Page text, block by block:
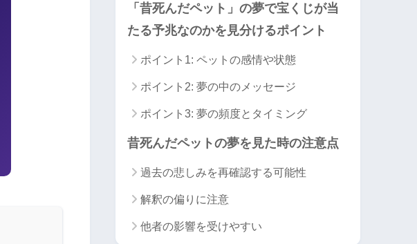
「昔死んだペット」の夢で宝くじが当
たる予兆なのかを見分けるポイント
ポイント1: ペットの感情や状態
ポイント2: 夢の中のメッセージ
ポイント3: 夢の頻度とタイミング
昔死んだペットの夢を見た時の注意点
過去の悲しみを再確認する可能性
解釈の偏りに注意
他者の影響を受けやすい